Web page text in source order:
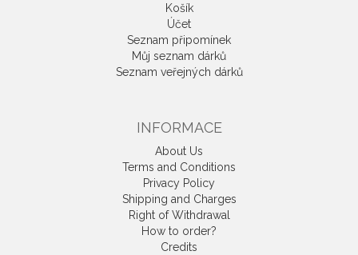
Košík
Účet
Seznam připomínek
Můj seznam dárků
Seznam veřejných dárků
INFORMACE
About Us
Terms and Conditions
Privacy Policy
Shipping and Charges
Right of Withdrawal
How to order?
Credits